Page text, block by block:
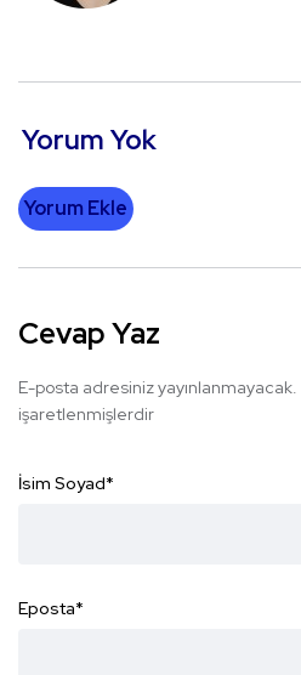
Yorum Yok
Yorum Ekle
Cevap Yaz
E-posta adresiniz yayınlanmayacak.
işaretlenmişlerdir
İsim Soyad*
Eposta*